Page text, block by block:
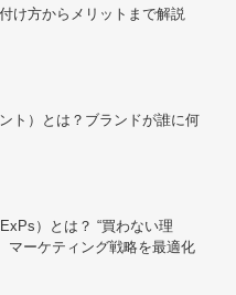
け方からメリットまで解説
ト）とは？ブランドが誰に何
）とは？ “買わない理
マーケティング戦略を最適化